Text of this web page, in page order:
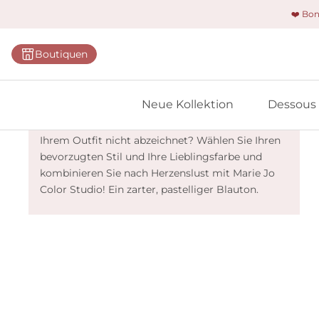
❤️
Boutiquen
Neue Kollektion Dessous
Marie Jo Color Studio - Santorini Blue
Ihrem Outfit nicht abzeichnet? Wählen Sie Ihren
bevorzugten Stil und Ihre Lieblingsfarbe und
kombinieren Sie nach Herzenslust mit Marie Jo
Color Studio! Ein zarter, pastelliger Blauton.